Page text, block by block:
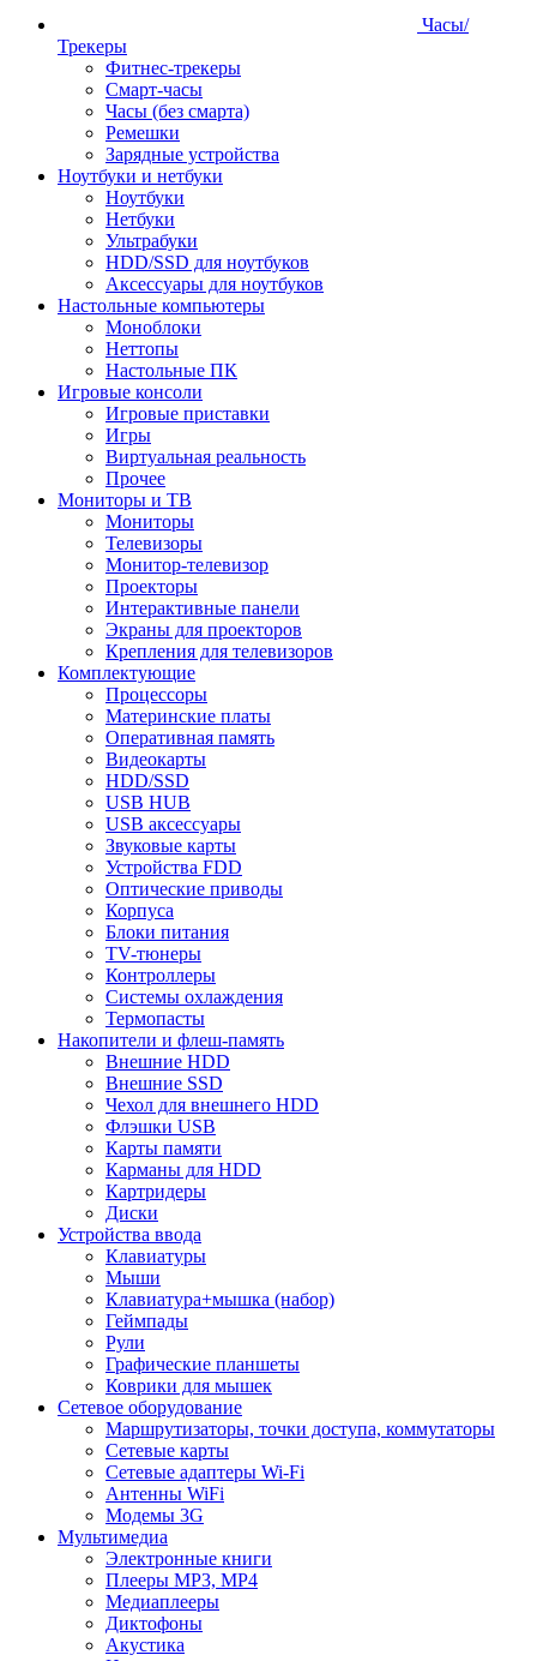
Часы/
Трекеры
Фитнес-трекеры
Смарт-часы
Часы (без смарта)
Ремешки
Зарядные устройства
Ноутбуки и нетбуки
Ноутбуки
Нетбуки
Ультрабуки
HDD/SSD для ноутбуков
Аксессуары для ноутбуков
Настольные компьютеры
Моноблоки
Неттопы
Настольные ПК
Игровые консоли
Игровые приставки
Игры
Виртуальная реальность
Прочее
Мониторы и ТВ
Мониторы
Телевизоры
Монитор-телевизор
Проекторы
Интерактивные панели
Экраны для проекторов
Крепления для телевизоров
Комплектующие
Процессоры
Материнские платы
Оперативная память
Видеокарты
HDD/SSD
USB HUB
USB аксессуары
Звуковые карты
Устройства FDD
Оптические приводы
Корпуса
Блоки питания
TV-тюнеры
Контроллеры
Системы охлаждения
Термопасты
Накопители и флеш-память
Внешние HDD
Внешние SSD
Чехол для внешнего HDD
Флэшки USB
Карты памяти
Карманы для HDD
Картридеры
Диски
Устройства ввода
Клавиатуры
Мыши
Клавиатура+мышка (набор)
Геймпады
Рули
Графические планшеты
Коврики для мышек
Сетевое оборудование
Маршрутизаторы, точки доступа, коммутаторы
Сетевые карты
Сетевые адаптеры Wi-Fi
Антенны WiFi
Модемы 3G
Мультимедиа
Электронные книги
Плееры MP3, MP4
Медиаплееры
Диктофоны
Акустика